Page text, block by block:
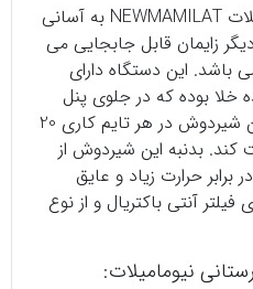
بیمارستانی نیومامیلات NEWMAMILAT به آسانی
زایمان قابل جابجایی می
باشد. این دستگاه دارای
خلا بوده که در جلوی پنل
شیردوش تعبیه شده است. این شیردوش در هر تایم کاری 20
کند. بدنبه این شیردوش از
حرارت زیاد و عایق
آنتی باکتریال و از نوع
نیومامیلات: